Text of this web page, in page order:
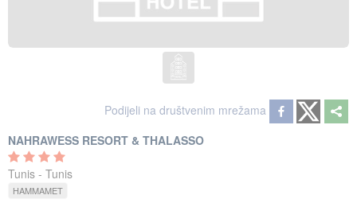
Podijeli na društvenim mrežama
NAHRAWESS RESORT & THALASSO
Tunis - Tunis
HAMMAMET